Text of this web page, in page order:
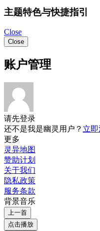
主题特色与快捷指引
Close
Close
账户管理
请先登录
还不是我是幽灵用户？ 立
更多
灵异地图
赞助计划
关于我们
隐私政策
服务条款
背景音乐
上一首
点击播放